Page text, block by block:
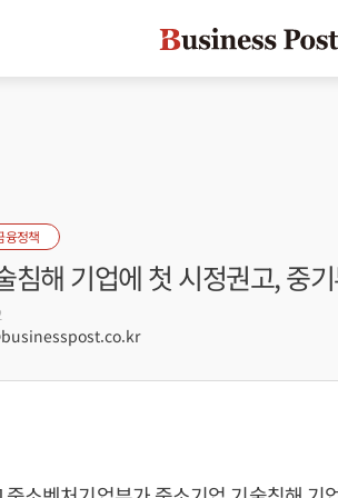
융정책
침해 기업에 첫 시정권고, 중